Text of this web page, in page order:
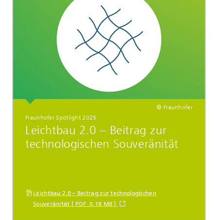
© Fraunhofer
Fraunhofer Spotlight 2025
Leichtbau 2.0 – Beitrag zur
technologischen Souveränität
Leichtbau 2.0 – Beitrag zur technologischen
Souveränität [ PDF 0,18 MB ]